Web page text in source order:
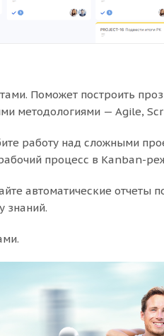
Поможет построить
методологиями — Agile,
работу над сложными
процесс в Kanban-
автоматические отчеты
знаний.